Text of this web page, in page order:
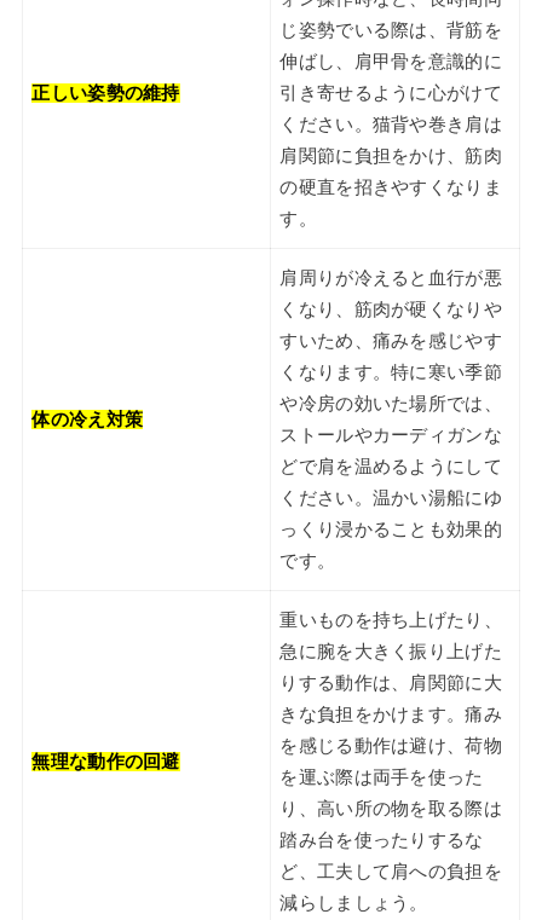
正しい姿勢の維持
じ姿勢でいる際は、背筋を
伸ばし、肩甲骨を意識的に
引き寄せるように心がけて
ください。猫背や巻き肩は
肩関節に負担をかけ、筋肉
の硬直を招きやすくなりま
す。
体の冷え対策
肩周りが冷えると血行が悪
くなり、筋肉が硬くなりや
すいため、痛みを感じやす
くなります。特に寒い季節
や冷房の効いた場所では、
ストールやカーディガンな
どで肩を温めるようにして
ください。温かい湯船にゆ
っくり浸かることも効果的
です。
無理な動作の回避
重いものを持ち上げたり、
急に腕を大きく振り上げた
りする動作は、肩関節に大
きな負担をかけます。痛み
を感じる動作は避け、荷物
を運ぶ際は両手を使った
り、高い所の物を取る際は
踏み台を使ったりするな
ど、工夫して肩への負担を
減らしましょう。